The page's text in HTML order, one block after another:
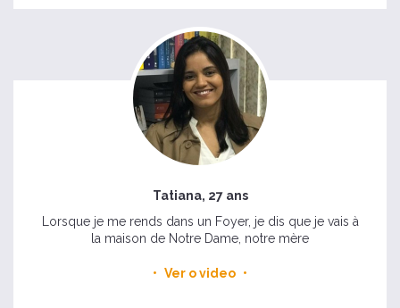
Tatiana, 27 ans
Lorsque je me rends dans un Foyer, je dis que je vais à
la maison de Notre Dame, notre mère
Ver o video